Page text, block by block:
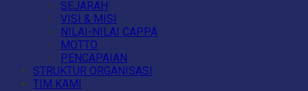
SEJARAH
VISI & MISI
NILAI-NILAI CAPPA
MOTTO
PENCAPAIAN
STRUKTUR ORGANISASI
TIM KAMI